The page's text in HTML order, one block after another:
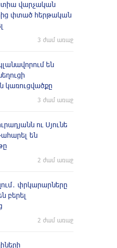
վարչական
փտած հերթական
3 ժամ առաջ
են
կառուցվածքը
3 ժամ առաջ
ու Սյունե
են
2 ժամ առաջ
փրկարարները
բերել
2 ժամ առաջ